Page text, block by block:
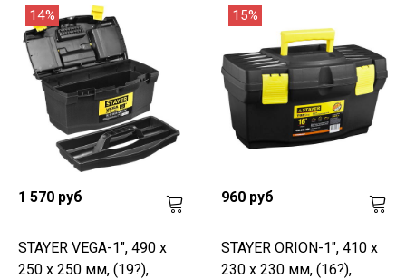
14%
1 570 руб
STAYER VEGA-1", 490 х
250 х 250 мм, (19?),
15%
960 руб
STAYER ORION-1", 410 x
230 x 230 мм, (16?),